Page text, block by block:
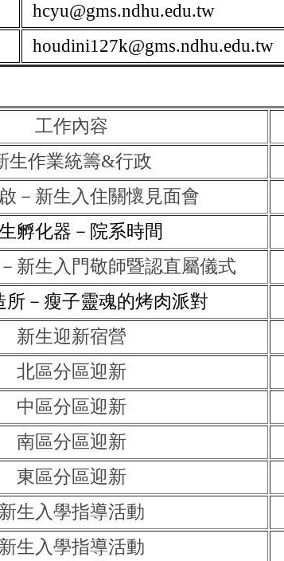
hcyu@gms.ndhu.edu.tw
houdini127k@gms.ndhu.edu.tw
工作內容
生作業統籌&行政
－新生入住關懷見面會
孵化器－院系時間
新生入門敬師暨認直屬儀式
所－瘦子靈魂的烤肉派對
新生迎新宿營
北區分區迎新
中區分區迎新
南區分區迎新
東區分區迎新
新生入學指導活動
新生入學指導活動